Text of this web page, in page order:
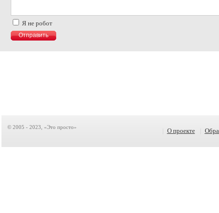
Я не робот
© 2005 - 2023, «Это просто» О проекте